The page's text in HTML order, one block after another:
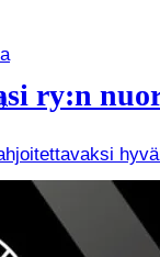
ry:n